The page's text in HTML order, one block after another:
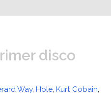
disco
Way,Hole ,Kurt Cobain